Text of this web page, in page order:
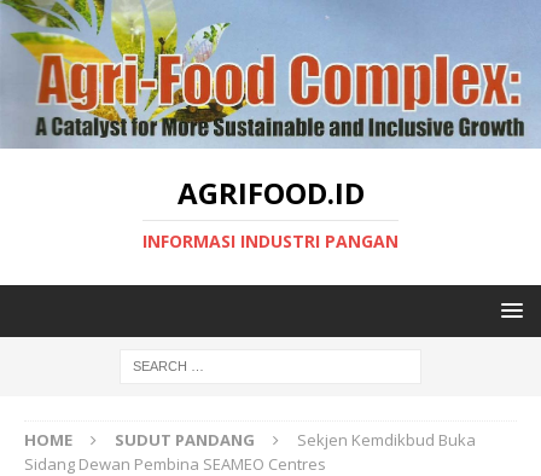
AGRIFOOD.ID
INFORMASI INDUSTRI PANGAN
HOME SUDUT PANDANG
Sekjen Kemdikbud Buka
Sidang Dewan Pembina SEAMEO Centres